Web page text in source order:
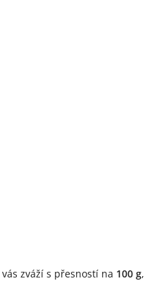
vás zváží s přesností na 100 g